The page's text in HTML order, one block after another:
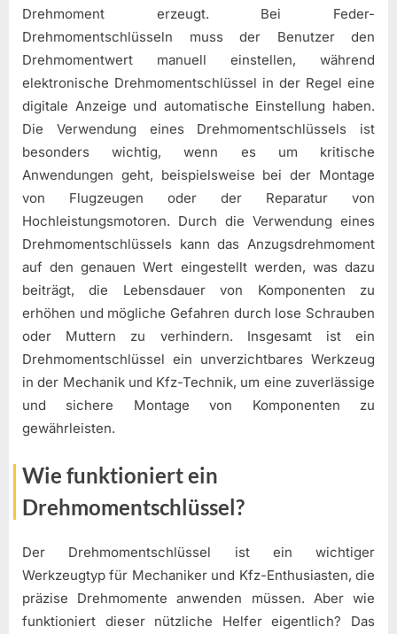
Drehmoment erzeugt. Bei Feder-
Drehmomentschlüsseln muss der Benutzer den
Drehmomentwert manuell einstellen, während
elektronische Drehmomentschlüssel in der Regel eine
digitale Anzeige und automatische Einstellung haben.
Die Verwendung eines Drehmomentschlüssels ist
besonders wichtig, wenn es um kritische
Anwendungen geht, beispielsweise bei der Montage
von Flugzeugen oder der Reparatur von
Hochleistungsmotoren. Durch die Verwendung eines
Drehmomentschlüssels kann das Anzugsdrehmoment
auf den genauen Wert eingestellt werden, was dazu
beiträgt, die Lebensdauer von Komponenten zu
erhöhen und mögliche Gefahren durch lose Schrauben
oder Muttern zu verhindern. Insgesamt ist ein
Drehmomentschlüssel ein unverzichtbares Werkzeug
in der Mechanik und Kfz-Technik, um eine zuverlässige
und sichere Montage von Komponenten zu
gewährleisten.
Wie funktioniert ein
Drehmomentschlüssel?
Der Drehmomentschlüssel ist ein wichtiger
Werkzeugtyp für Mechaniker und Kfz-Enthusiasten, die
präzise Drehmomente anwenden müssen. Aber wie
funktioniert dieser nützliche Helfer eigentlich? Das